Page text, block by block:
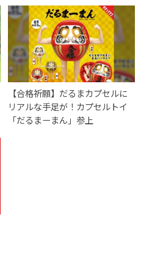
【合格祈願】だるまカプセルに
リアルな手足が！カプセルトイ
「だるまーまん」参上